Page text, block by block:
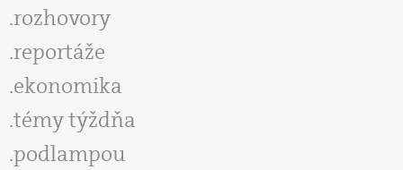
rozhovory
reportáže
ekonomika
témy týždňa
podlampou